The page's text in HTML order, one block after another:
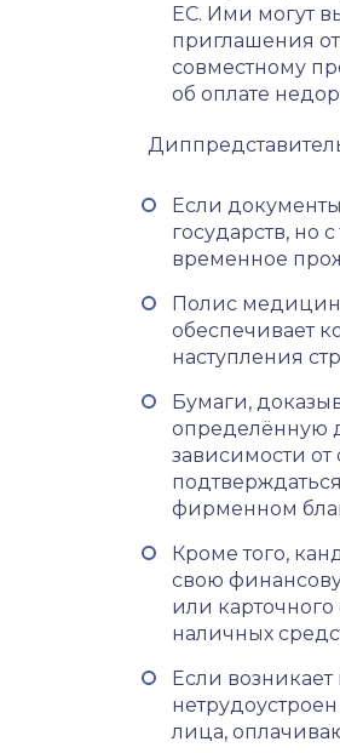
ЕС. Ими могут
приглашения
совместному
об оплате
Если
государств, но
временное
Полис
обеспечивает
наступления
Бумаги,
определённую
зависимости
фирменном
Кроме того,
свою
или
наличных
Если
лица,